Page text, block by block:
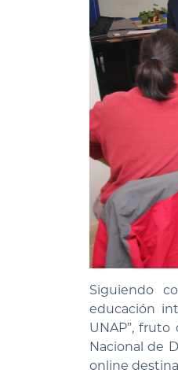
Siguiendo
educación
UNAP”,
Nacional de
online